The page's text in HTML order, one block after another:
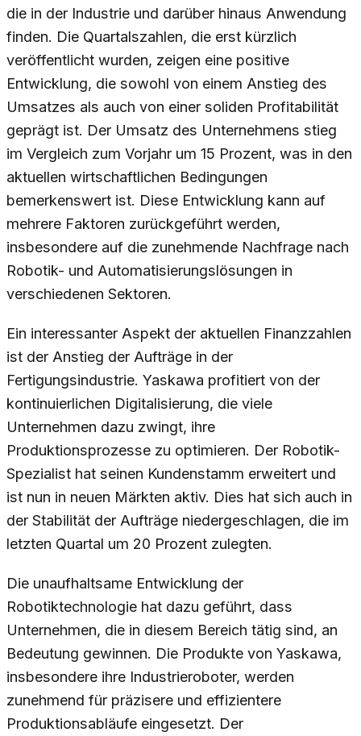
die in der Industrie und darüber hinaus Anwendung
finden. Die Quartalszahlen, die erst kürzlich
veröffentlicht wurden, zeigen eine positive
Entwicklung, die sowohl von einem Anstieg des
Umsatzes als auch von einer soliden Profitabilität
geprägt ist. Der Umsatz des Unternehmens stieg
im Vergleich zum Vorjahr um 15 Prozent, was in den
aktuellen wirtschaftlichen Bedingungen
bemerkenswert ist. Diese Entwicklung kann auf
mehrere Faktoren zurückgeführt werden,
insbesondere auf die zunehmende Nachfrage nach
Robotik- und Automatisierungslösungen in
verschiedenen Sektoren.
Ein interessanter Aspekt der aktuellen Finanzzahlen
ist der Anstieg der Aufträge in der
Fertigungsindustrie. Yaskawa profitiert von der
kontinuierlichen Digitalisierung, die viele
Unternehmen dazu zwingt, ihre
Produktionsprozesse zu optimieren. Der Robotik-
Spezialist hat seinen Kundenstamm erweitert und
ist nun in neuen Märkten aktiv. Dies hat sich auch in
der Stabilität der Aufträge niedergeschlagen, die im
letzten Quartal um 20 Prozent zulegten.
Die unaufhaltsame Entwicklung der
Robotiktechnologie hat dazu geführt, dass
Unternehmen, die in diesem Bereich tätig sind, an
Bedeutung gewinnen. Die Produkte von Yaskawa,
insbesondere ihre Industrieroboter, werden
zunehmend für präzisere und effizientere
Produktionsabläufe eingesetzt. Der